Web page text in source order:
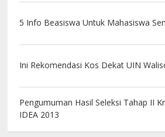
5 Info Beasiswa Untuk Mahasiswa
Ini Rekomendasi Kos Dekat UIN
Pengumuman Hasil Seleksi Tahap II
IDEA 2013